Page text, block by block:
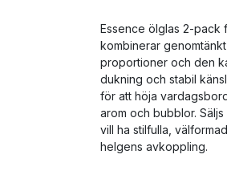
Essence ölglas 2-pack
kombinerar
proportioner och den
dukning och stabil
för att höja
arom och bubblor.
vill ha stilfulla,
helgens avkoppling.